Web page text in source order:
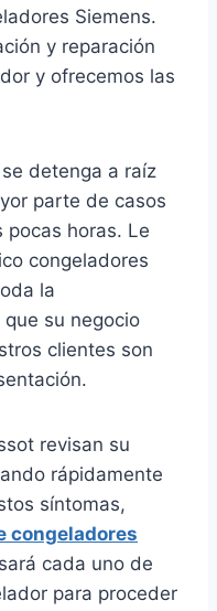
Siemens.
y reparación
y ofrecemos las
detenga a raíz
parte de casos
pocas horas. Le
congeladores
la
su negocio
clientes son
revisan su
rápidamente
síntomas,
congeladores
cada uno de
para proceder